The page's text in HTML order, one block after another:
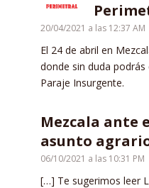
20/04/2021 a las 12:37 AM
El 24 de abril en
donde sin duda
Paraje Insurgente.
Mezcala ante
asunto
06/10/2021 a las 10:31 PM
[…] Te sugerimos leer